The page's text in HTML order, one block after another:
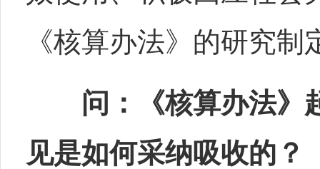
《核算办法》的研究制
问：《核算办法》
见是如何采纳吸收的？